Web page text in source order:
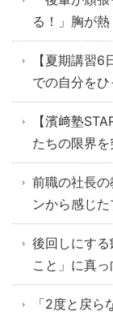
る！」胸が
【夏期講習
での自分を
【濱﨑塾
たちの限界
前職の社長
ンから感じ
後回しにす
こと」に真
「2度と戻